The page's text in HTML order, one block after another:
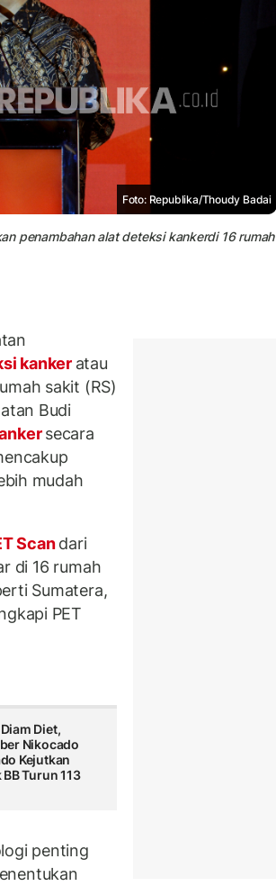
Foto: Republika/Thoudy Badai
penambahan alat deteksi kankerdi 16 rumah
kanker atau
sakit (RS)
Budi
secara
mudah
Scandari
di 16 rumah
Sumatera,
PET
Diet,
Nikocado
Kejutkan
Turun 113
penting